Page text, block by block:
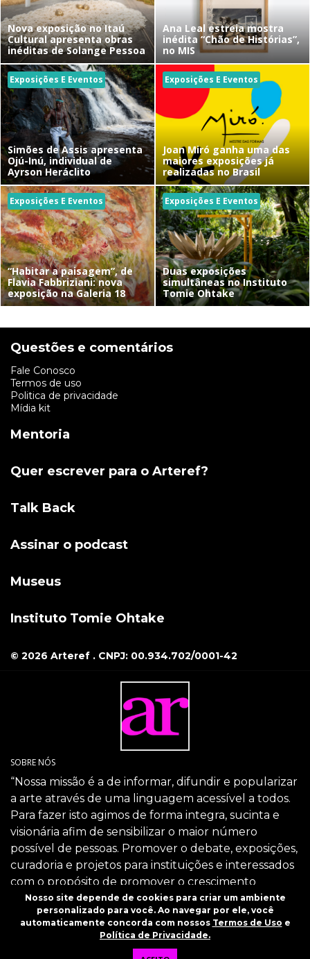
Nova exposição no Itaú
Cultural apresenta obras
inéditas de Solange Pessoa
Ana Leal estreia mostra
inédita “Chão de Histórias”,
no MIS
Exposições E Eventos
Simões de Assis apresenta
Ojú-Inú, individual de
Ayrson Heráclito
Exposições E Eventos
Joan Miró ganha uma das
maiores exposições já
realizadas no Brasil
Exposições E Eventos
“Habitar a paisagem”, de
Flavia Fabbriziani: nova
exposição na Galeria 18
Exposições E Eventos
Duas exposições
simultâneas no Instituto
Tomie Ohtake
Questões e comentários
Fale Conosco
Termos de uso
Politica de privacidade
Mídia kit
Mentoria
Quer escrever para o Arteref?
Talk Back
Assinar o podcast
Museus
Instituto Tomie Ohtake
© 2026 Arteref . CNPJ: 00.934.702/0001-42
SOBRE NÓS
“Nossa missão é a de informar, difundir e popularizar
a arte através de uma linguagem acessível a todos.
Para fazer isto agimos de forma integra, sucinta e
visionária afim de sensibilizar o maior número
possível de pessoas. Promover o debate, exposições,
curadoria e projetos para instituições e interessados
com o propósito de promover o crescimento
intelectual da sociedade através da arte.”
SIGA-NOS
Nosso site depende de cookies para criar um ambiente
personalizado para você. Ao navegar por ele, você
automaticamente concorda com nossos Termos de Uso e
Política de Privacidade.